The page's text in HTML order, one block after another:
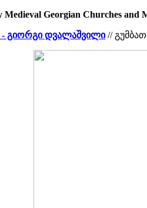
Medieval Georgian Churches and
- გიორგი დვალაშვილი//